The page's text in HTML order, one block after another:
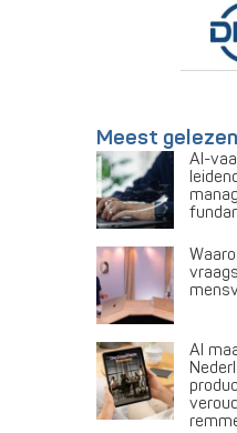
Meest gelezen
AI-
AI